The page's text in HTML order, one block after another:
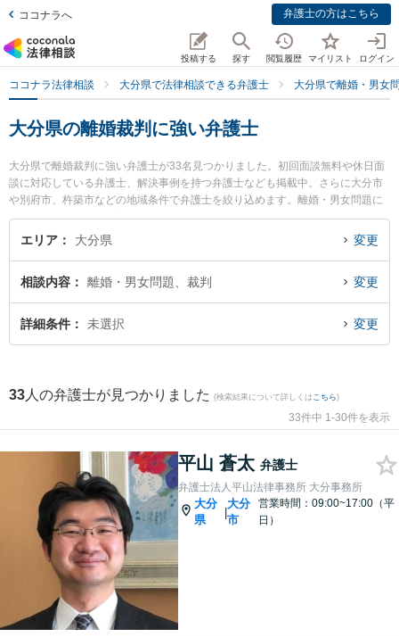
ココナラへ 弁護士の方はこちら
投稿する 探す 閲覧履歴 マイリスト ログイン
ココナラ法律相談 大分県で法律相談できる弁護士 大分県で離婚・男女
大分県の離婚裁判に強い弁護士
大分県で離婚裁判に強い弁護士が33名見つかりました。初回面談無料や休日面
談に対応している弁護士、解決事例を持つ弁護士なども掲載中。さらに大分市
や別府市、杵築市などの地域条件で弁護士を絞り込めます。離婚・男女問題に
関係する財産分与や養育費、親権等の細かな分野での絞り込み検索もでき便利
です。特に弁護士法人平山法律事務所 大分事務所の平山 蒼太弁護士やベリーベ
目されています。『大分県で土日や夜間に発生した離婚裁判のトラブルを今す
ぐに弁護士に相談したい』『離婚裁判のトラブル解決の実績豊富な近くの弁護
士を検索したい』『初回相談無料で離婚裁判を法律相談できる大分県内の弁護
エリア 大分県 変更
相談内容 離婚・男女問題、裁判 変更
詳細条件 未選択 変更
33 人の弁護士が見つかりました (検索結果について詳しくは こちら)
33件中 1-30件を表示
平山 蒼太 弁護士
弁護士法人平山法律事務所 大分事務所
大分
県
|
大分
市
営業時間：09:00~17:00（平
日）